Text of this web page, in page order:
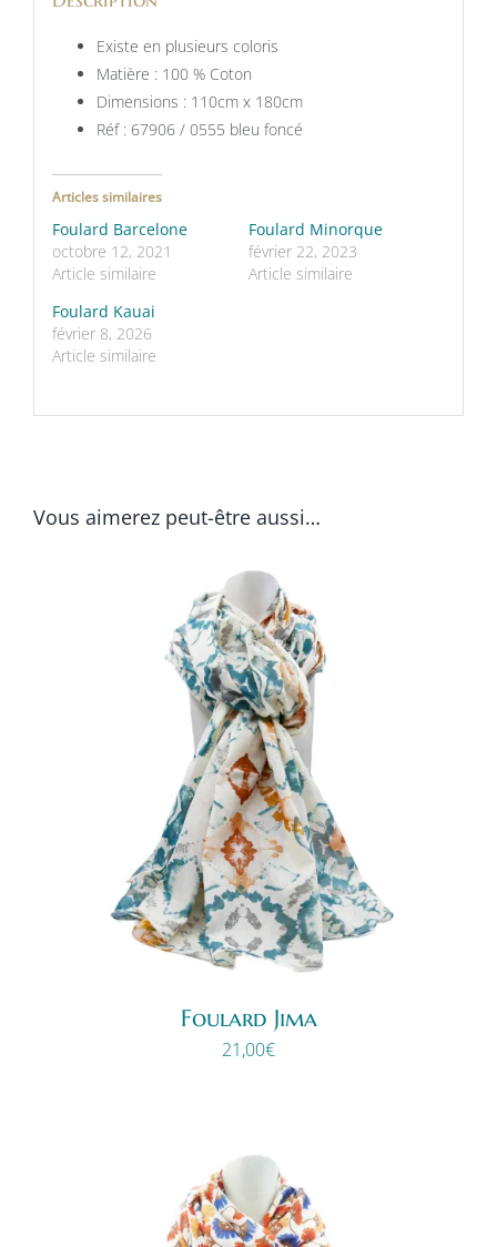
Existe en plusieurs coloris
Matière : 100 % Coton
Dimensions : 110cm x 180cm
Réf : 67906 / 0555 bleu foncé
Articles similaires
Foulard Barcelone
octobre 12, 2021
Article similaire
Foulard Minorque
février 22, 2023
Article similaire
Foulard Kauai
février 8, 2026
Article similaire
Vous aimerez peut-être aussi…
Foulard Jima
21,00€